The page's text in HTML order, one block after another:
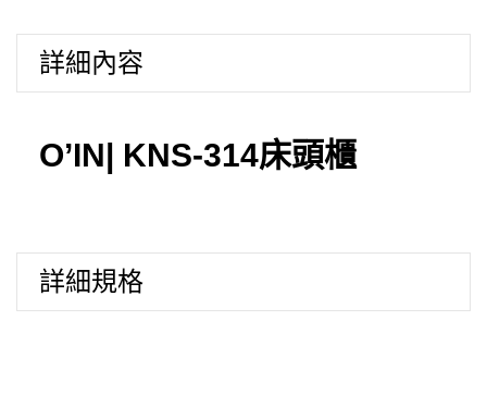
｜
KNS-
櫃
詳細內容
O’IN| KNS-314床頭櫃
詳細規格